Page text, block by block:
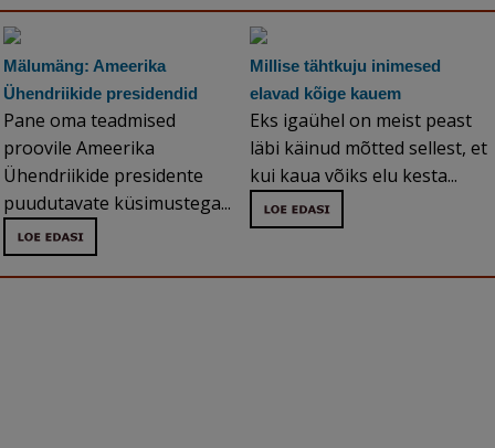
Mälumäng: Ameerika
Ühendriikide presidendid
Pane oma teadmised
proovile Ameerika
Ühendriikide presidente
puudutavate küsimustega...
Millise tähtkuju inimesed
elavad kõige kauem
Eks igaühel on meist peast
läbi käinud mõtted sellest, et
kui kaua võiks elu kesta...